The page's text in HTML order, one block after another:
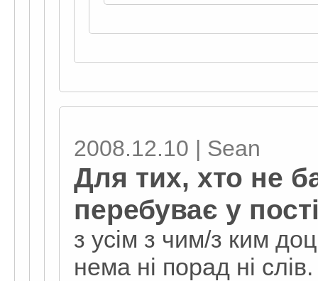
2008.12.10 | Sean
Для тих, хто не
перебуває у
з усім з чим/з ким
нема ні порад ні слів.